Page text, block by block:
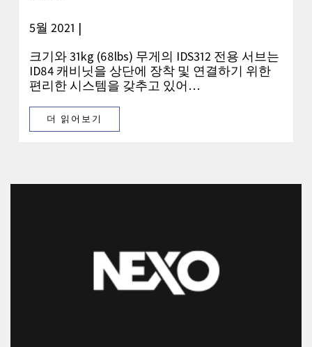
5월 2021 |
크기와 31kg (68lbs) 무게의 IDS312 전용 서브는
ID84 캐비닛을 상단에 장착 및 연결하기 위한
편리한 시스템을 갖추고 있어…
더 읽어보기